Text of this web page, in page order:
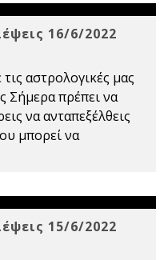
16/6/2022
αστρολογικές μας
Σήμερα πρέπει να
να ανταπεξέλθεις
μπορεί να
15/6/2022